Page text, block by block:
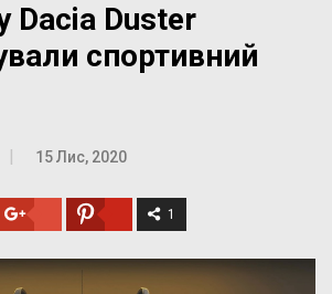
Dacia Duster
спортивний
| 15 Лис, 2020
1